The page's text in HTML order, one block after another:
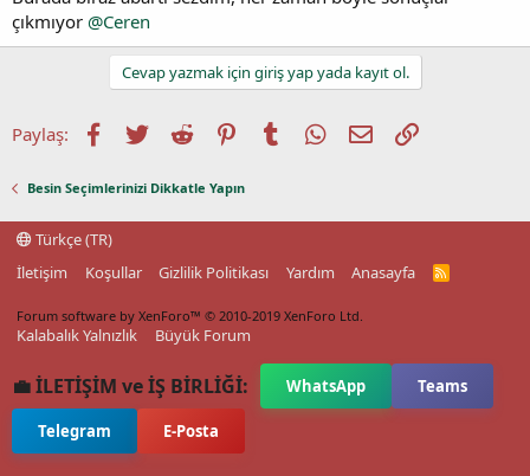
çıkmıyor @Ceren
Cevap yazmak için giriş yap yada kayıt ol.
Paylaş: Facebook
TwitterReddit PinterestTumblrWhatsApp
E-postaLink
Besin Seçimlerinizi Dikkatle Yapın
Türkçe (TR)
İletişim
Koşullar Gizlilik Politikası Yardım Anasayfa
R
Forum software by XenForo™ © 2010-2019 XenForo Ltd.
Kalabalık Yalnızlık Büyük Forum
💼 İLETİŞİM ve İŞ BİRLİĞİ: WhatsApp Teams
Telegram E-Posta